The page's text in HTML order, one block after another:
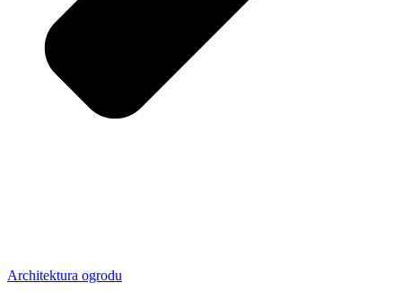
Architektura ogrodu